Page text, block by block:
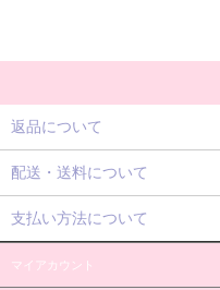
返品について
配送・送料について
支払い方法について
マイアカウント